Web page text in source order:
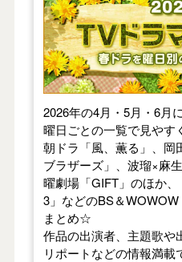
2026年の4月・5月・6月
曜日ごとの一覧で見やす
朝ドラ「風、薫る」、岡
ブラザーズ」、波瑠×麻
曜劇場「GIFT」のほか
3」などのBS＆
まとめ☆
作品の出演者、主題歌や
リポートなどの情報満載